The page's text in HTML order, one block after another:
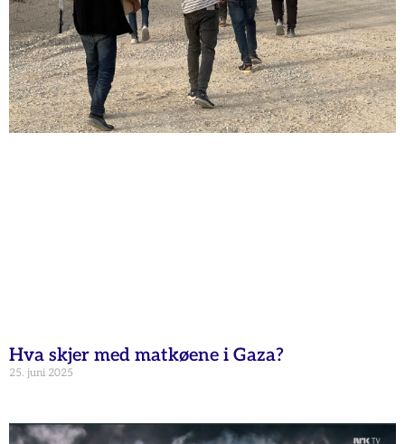
Hva skjer med matkøene i Gaza?
25. juni 2025